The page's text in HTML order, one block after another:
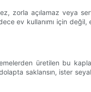
zorla açılamaz veya
ev kullanımı için
üretilen bu
saklansın, ister